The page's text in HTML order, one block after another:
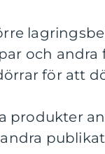
och andra
för att
produkter